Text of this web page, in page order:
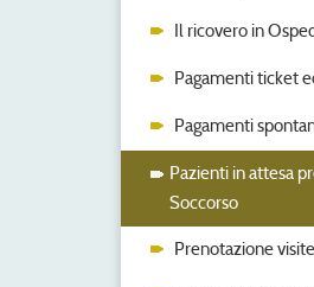
Il ricovero in
Pagamenti ticket
Pagamenti
Pazienti in attesa
Soccorso
Prenotazione